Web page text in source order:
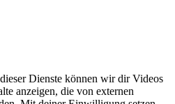
Dienste können wir dir Videos
anzeigen, die von externen